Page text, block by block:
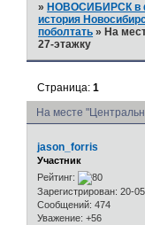
» НОВОСИБИРСК в
история
поболтать » На
27-этажку
На месте
Страница:1
jason_forris
Участник
Рейтинг:
Зарегистрирован: 20-
Сообщений: 474
Уважение: +56